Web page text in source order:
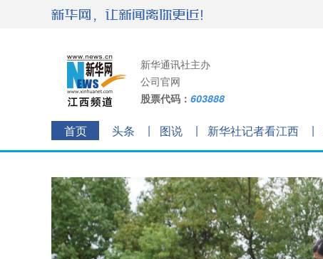
新华通讯社主办
公司官网
股票代码： 603888
首页 头条 图说 新华社记者看江西